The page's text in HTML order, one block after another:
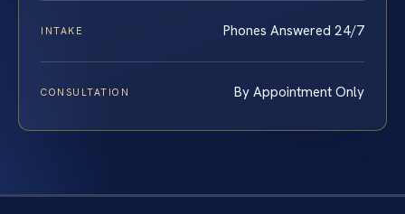
INTAKE Phones Answered 24/7
CONSULTATION By Appointment Only